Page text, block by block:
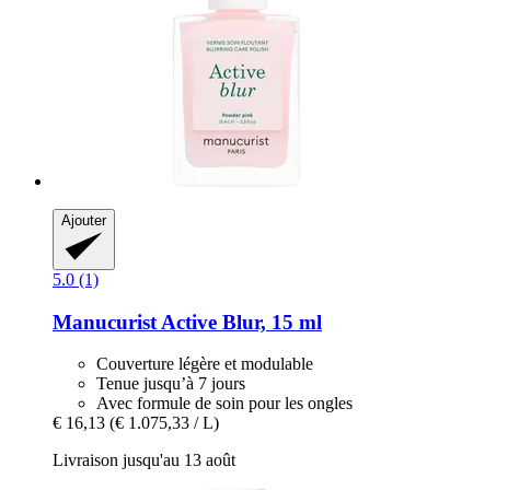
Ajouter
5.0 (1)
Manucurist Active Blur, 15 ml
Couverture légère et modulable
Tenue jusqu’à 7 jours
Avec formule de soin pour les ongles
€ 16,13 (€ 1.075,33 / L)
Livraison jusqu'au 13 août